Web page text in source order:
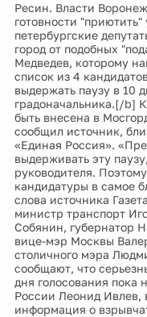
Ресин. Власти
готовности
петербургские
город от подобных
Медведев, которому
список из 4
выдержать паузу в 10
градоначальника.[/b]
быть внесена в
сообщил источник,
«Единая Россия».
выдерживать эту
руководителя.
кандидатуры в самое
слова источника
министр транспорт
Собянин, губернатор
вице-мэр Москвы
столичного мэра
сообщают, что
дня голосования
России Леонид Ивлев,
информация о